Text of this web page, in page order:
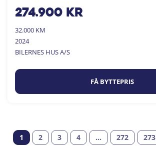
274.900kr
32.000 KM
2024
BILERNES HUS A/S
FÅ BYTTEPRIS
1 2 3 4 … 272 273